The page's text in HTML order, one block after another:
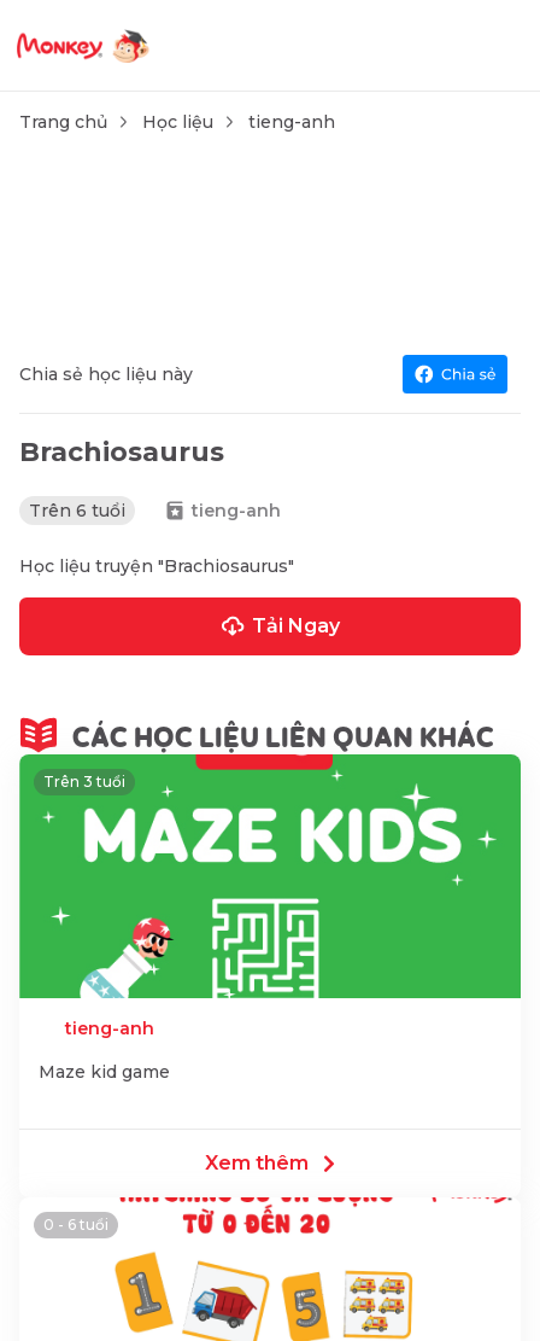
Trang chủ Học liệu tieng-anh
Chia sẻ học liệu này
Brachiosaurus
Trên 6 tuổi tieng-anh
Học liệu truyện "Brachiosaurus"
Tải Ngay
CÁC HỌC LIỆU LIÊN QUAN KHÁC
Trên 3 tuổi
tieng-anh
Maze kid game
Xem thêm
0 - 6 tuổi